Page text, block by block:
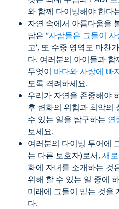
와 함께 다이빙해야 한다
자연 속에서 아름다움을
담은 “사람들은 그들이
고’, 또 수중 영역도 마찬
다. 여러분의 아이들과
무엇이 바다와 사랑에 빠
도록 격려하세요.
우리가 자연을 존중해야
후 변화의 위험과 최악의
수 있는 일을 탐구하는 연
보세요.
여러분의 다이빙 투어에
는 다른 보호자)로서, 새
화에 자녀를 소개하는 것
위해 할 수 있는 일 중에
미래에 그들이 믿는 것을
다.